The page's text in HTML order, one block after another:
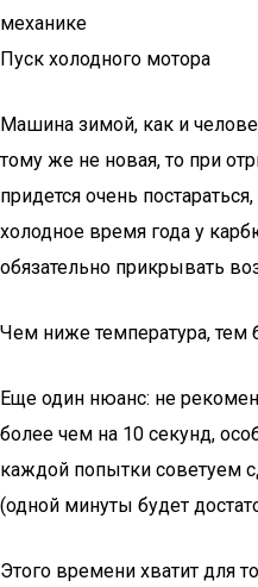
механике
Пуск холодного мотора
Машина зимой, как и
тому же не новая, то при
придется очень
холодное время года у
обязательно прикрывать
Чем ниже температура, тем
Еще один нюанс: не
более чем на 10 секунд,
каждой попытки советуем
(одной минуты будет
Этого времени хватит для